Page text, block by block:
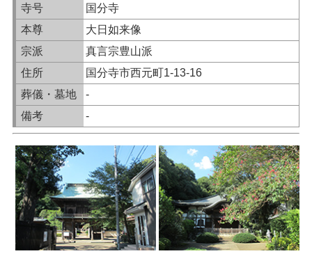
寺号
国分寺
本尊
大日如来像
宗派
真言宗豊山派
住所
国分寺市西元町1-13-16
葬儀・墓地
-
備考
-